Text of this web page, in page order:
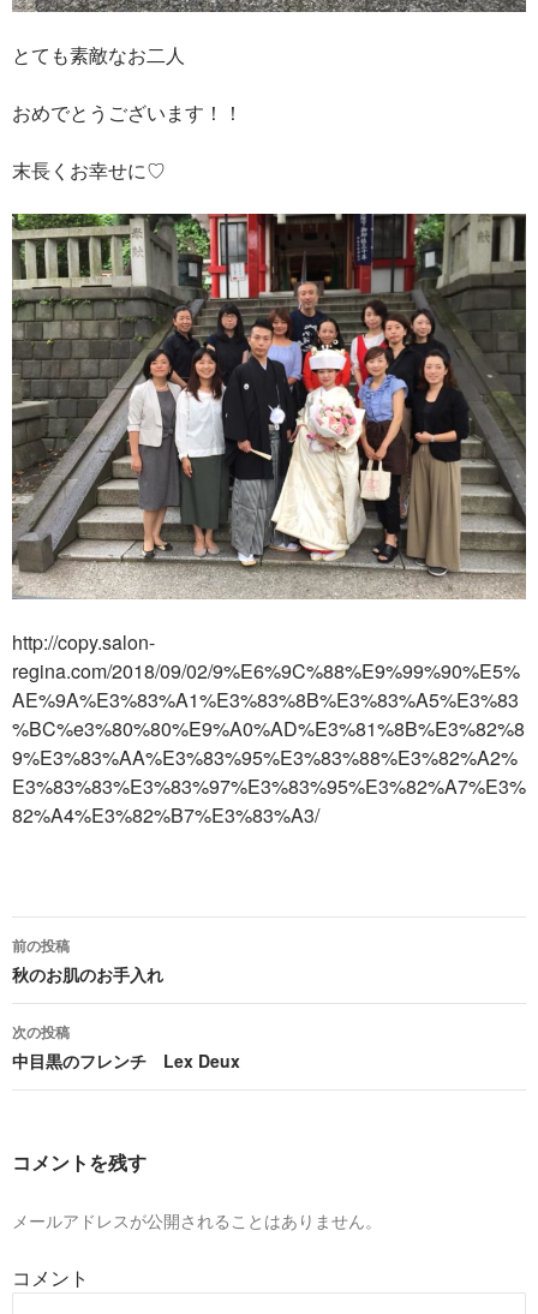
とても素敵なお二人
おめでとうございます！！
末長くお幸せに♡
http://copy.salon-
regina.com/2018/09/02/9%E6%9C%88%E9%99%90%E5%
AE%9A%E3%83%A1%E3%83%8B%E3%83%A5%E3%83
%BC%e3%80%80%E9%A0%AD%E3%81%8B%E3%82%8
9%E3%83%AA%E3%83%95%E3%83%88%E3%82%A2%
E3%83%83%E3%83%97%E3%83%95%E3%82%A7%E3%
82%A4%E3%82%B7%E3%83%A3/
投
稿
ナ
ビ
ゲ
ー
ョ
ン
前の投稿
秋のお肌のお手入れ
次の投稿
中目黒のフレンチ Lex Deux
コメントを残す
メールアドレスが公開されることはありません。
コメント